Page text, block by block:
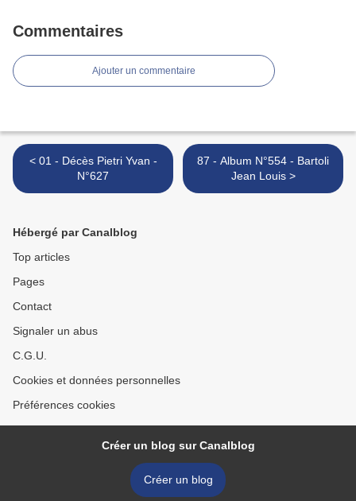
Commentaires
Ajouter un commentaire
< 01 - Décès Pietri Yvan -
N°627
87 - Album N°554 - Bartoli
Jean Louis >
Hébergé par Canalblog
Top articles
Pages
Contact
Signaler un abus
C.G.U.
Cookies et données personnelles
Préférences cookies
Créer un blog sur Canalblog
Créer un blog